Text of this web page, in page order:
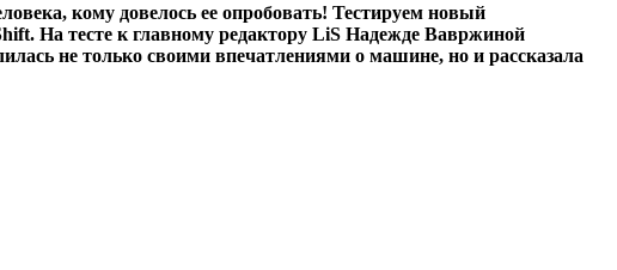
кому довелось ее опробовать! Тестируем новый
На тесте к главному редактору LiS Надежде Вавржиной
не только своими впечатлениями о машине, но и рассказала